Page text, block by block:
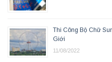
Thi Công Bộ Chữ
Giới
11/08/2022